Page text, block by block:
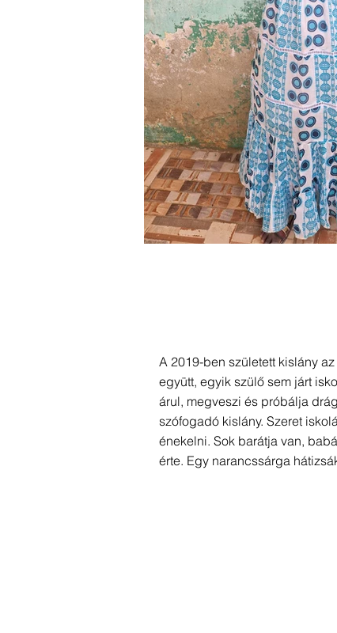
A 2019-ben született kislány
együtt, egyik szülő sem járt
árul, megveszi és próbálja
szófogadó kislány. Szeret
énekelni. Sok barátja van,
érte. Egy narancssárga